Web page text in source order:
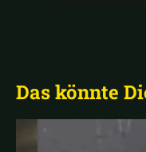
Das könnte